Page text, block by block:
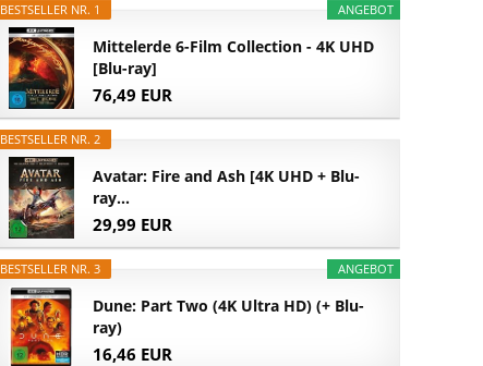
ANGEBOT
BESTSELLER NR. 1
Mittelerde 6-Film Collection - 4K UHD
[Blu-ray]
76,49 EUR
BESTSELLER NR. 2
Avatar: Fire and Ash [4K UHD + Blu-
ray...
29,99 EUR
ANGEBOT
BESTSELLER NR. 3
Dune: Part Two (4K Ultra HD) (+ Blu-
ray)
16,46 EUR